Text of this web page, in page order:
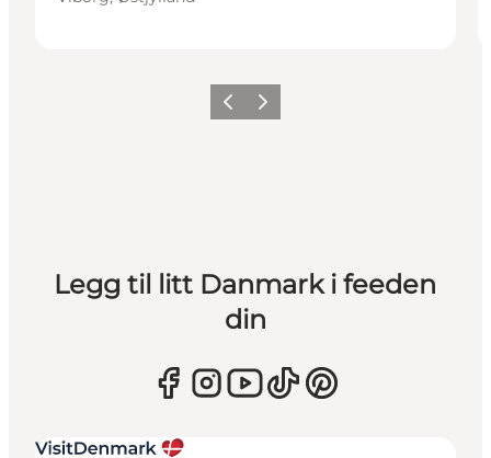
ForrigeNeste
Legg til litt Danmark i feeden
din